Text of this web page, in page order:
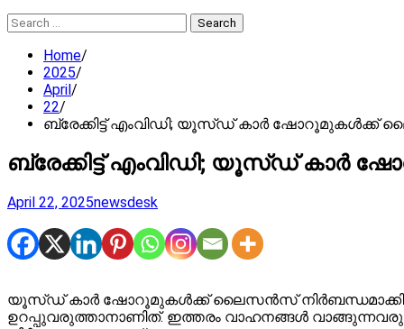
Search
for:
Home
2025
April
22
ബ്രേക്കിട്ട് എംവിഡി; യൂസ്ഡ് കാര്‍ ഷോറൂമുകള്‍ക്ക്
ബ്രേക്കിട്ട് എംവിഡി; യൂസ്ഡ് കാര്‍
April 22, 2025newsdesk
യൂസ്ഡ് കാര്‍ ഷോറൂമുകള്‍ക്ക് ലൈസന്‍സ് നിര്‍ബന്ധമാക്കി
ഉറപ്പുവരുത്താനാണിത്. ഇത്തരം വാഹനങ്ങള്‍